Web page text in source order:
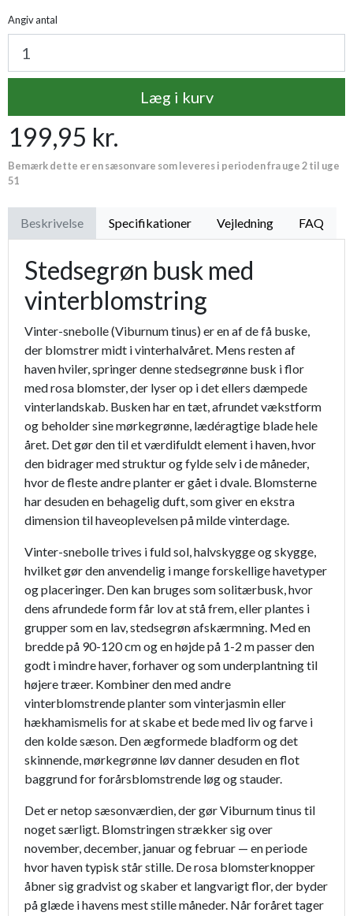
Angiv antal
Læg i kurv
199,95 kr.
Bemærk dette er en sæsonvare som leveres i perioden fra uge 2 til uge
51
Beskrivelse Specifikationer Vejledning FAQ
Stedsegrøn busk med
vinterblomstring
Vinter-snebolle (Viburnum tinus) er en af de få buske,
der blomstrer midt i vinterhalvåret. Mens resten af
haven hviler, springer denne stedsegrønne busk i flor
med rosa blomster, der lyser op i det ellers dæmpede
vinterlandskab. Busken har en tæt, afrundet vækstform
og beholder sine mørkegrønne, lædéragtige blade hele
året. Det gør den til et værdifuldt element i haven, hvor
den bidrager med struktur og fylde selv i de måneder,
hvor de fleste andre planter er gået i dvale. Blomsterne
har desuden en behagelig duft, som giver en ekstra
dimension til haveoplevelsen på milde vinterdage.
Vinter-snebolle trives i fuld sol, halvskygge og skygge,
hvilket gør den anvendelig i mange forskellige havetyper
og placeringer. Den kan bruges som solitærbusk, hvor
dens afrundede form får lov at stå frem, eller plantes i
grupper som en lav, stedsegrøn afskærmning. Med en
bredde på 90-120 cm og en højde på 1-2 m passer den
godt i mindre haver, forhaver og som underplantning til
højere træer. Kombiner den med andre
vinterblomstrende planter som vinterjasmin eller
hækhamismelis for at skabe et bede med liv og farve i
den kolde sæson. Den ægformede bladform og det
skinnende, mørkegrønne løv danner desuden en flot
baggrund for forårsblomstrende løg og stauder.
Det er netop sæsonværdien, der gør Viburnum tinus til
noget særligt. Blomstringen strækker sig over
november, december, januar og februar — en periode
hvor haven typisk står stille. De rosa blomsterknopper
åbner sig gradvist og skaber et langvarigt flor, der byder
på glæde i havens mest stille måneder. Når foråret tager